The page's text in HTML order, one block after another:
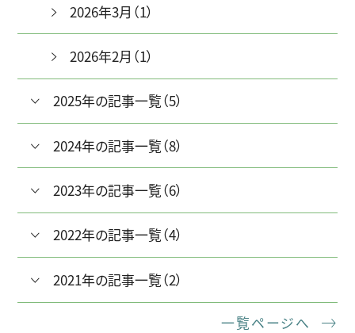
2026年3月（1）
2026年2月（1）
2025年の記事一覧（5）
2024年の記事一覧（8）
2023年の記事一覧（6）
2022年の記事一覧（4）
2021年の記事一覧（2）
一覧ページへ